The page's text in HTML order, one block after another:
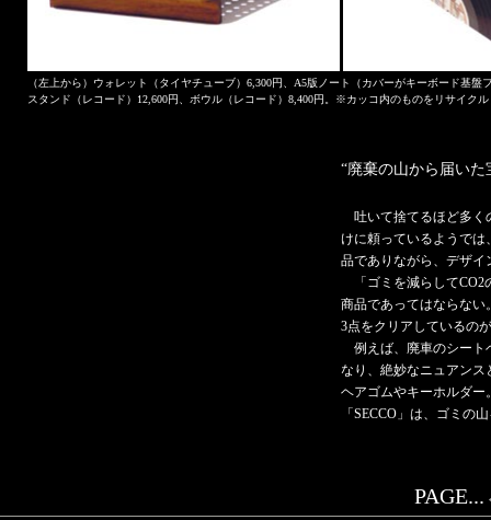
（左上から）ウォレット（タイヤチューブ）6,300円、A5版ノート（カバーがキーボード基
スタンド（レコード）12,600円、ボウル（レコード）8,400円。※カッコ内のものをリサイク
“廃棄の山から届いた
吐いて捨てるほど多く
けに頼っているようでは
品でありながら、デザ
「ゴミを減らしてCO2
商品であってはならない
3点をクリアしているの
例えば、廃車のシート
なり、絶妙なニュアン
ヘアゴムやキーホルダ
「SECCO」は、ゴミの
PAGE...